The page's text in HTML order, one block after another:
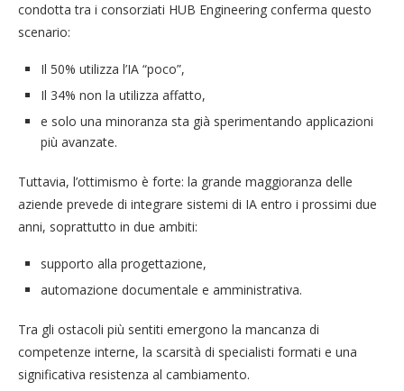
condotta tra i consorziati HUB Engineering conferma questo
scenario:
Il 50% utilizza l’IA “poco”,
Il 34% non la utilizza affatto,
e solo una minoranza sta già sperimentando applicazioni
più avanzate.
Tuttavia, l’ottimismo è forte: la grande maggioranza delle
aziende prevede di integrare sistemi di IA entro i prossimi due
anni, soprattutto in due ambiti:
supporto alla progettazione,
automazione documentale e amministrativa.
Tra gli ostacoli più sentiti emergono la mancanza di
competenze interne, la scarsità di specialisti formati e una
significativa resistenza al cambiamento.